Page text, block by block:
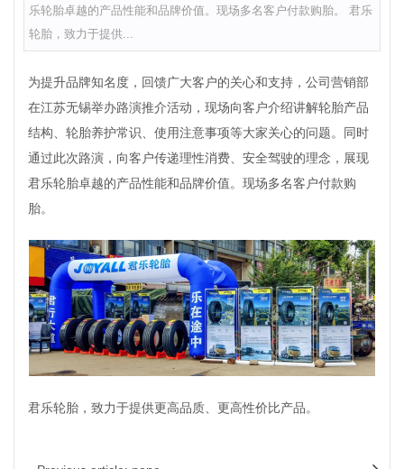
乐轮胎卓越的产品性能和品牌价值。现场多名客户付款购胎。 君乐
轮胎，致力于提供...
为提升品牌知名度，回馈广大客户的关心和支持，公司营销部
在江苏无锡举办路演推介活动，现场向客户介绍讲解轮胎产品
结构、轮胎养护常识、使用注意事项等大家关心的问题。同时
通过此次路演，向客户传递理性消费、安全驾驶的理念，展现
君乐轮胎卓越的产品性能和品牌价值。现场多名客户付款购
胎。
君乐轮胎，致力于提供更高品质、更高性价比产品。